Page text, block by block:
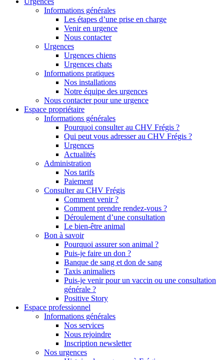
Informations générales
Les étapes d’une prise en charge
Venir en urgence
Nous contacter
Urgences
Urgences chiens
Urgences chats
Informations pratiques
Nos installations
Notre équipe des urgences
Nous contacter pour une urgence
Espace propriétaire
Informations générales
Pourquoi consulter au CHV Frégis ?
Qui peut vous adresser au CHV Frégis ?
Urgences
Actualités
Administration
Nos tarifs
Paiement
Consulter au CHV Frégis
Comment venir ?
Comment prendre rendez-vous ?
Déroulement d’une consultation
Le bien-être animal
Bon à savoir
Pourquoi assurer son animal ?
Puis-je faire un don ?
Banque de sang et don de sang
Taxis animaliers
Puis-je venir pour un vaccin ou une consultation
générale ?
Positive Story
Espace professionnel
Informations générales
Nos services
Nous rejoindre
Inscription newsletter
Nos urgences